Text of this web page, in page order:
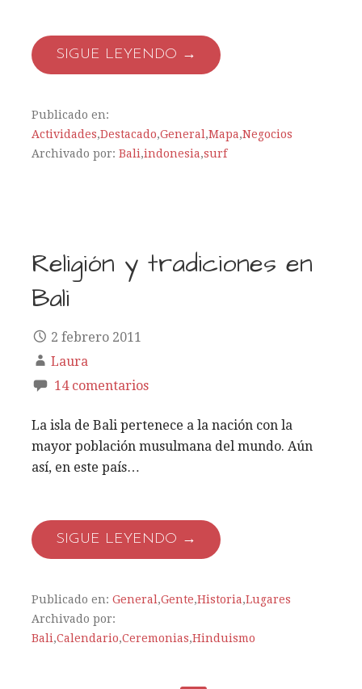
SIGUE LEYENDO →
Publicado en:
Actividades,Destacado,General,Mapa,Negocios
Archivado por: Bali,indonesia,surf
Religión y tradiciones en
Bali
2 febrero 2011
Laura
14 comentarios
La isla de Bali pertenece a la nación con la
mayor población musulmana del mundo. Aún
así, en este país…
SIGUE LEYENDO →
Publicado en: General ,Gente,Historia,Lugares
Archivado por:
Bali,Calendario,Ceremonias,Hinduismo